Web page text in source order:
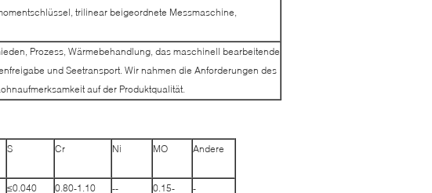
trilinear beigeordnete Messmaschine,
Prozess, Wärmebehandlung, das maschinell bearbeitende
und Seetransport. Wir nahmen die Anforderungen des
auf der Produktqualität.
S Cr Ni MO Andere
≤0.040 0.80-1.10 --
0.15-
-